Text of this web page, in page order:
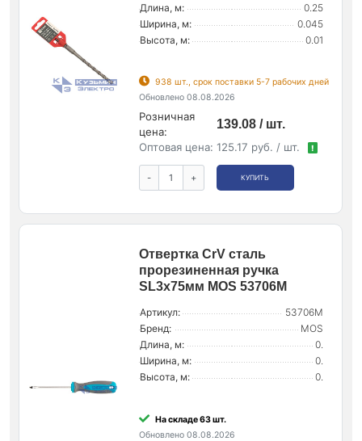
Длина, м:
0.25
Ширина, м:
0.045
Высота, м:
0.01
938 шт., срок поставки 5-7 рабочих дней
Обновлено 08.08.2026
Розничная
цена:
139.08 / шт.
Оптовая цена: 125.17 руб. / шт. !
- + КУПИТЬ
Отвертка CrV сталь
прорезиненная ручка
SL3х75мм MOS 53706М
Артикул:
53706М
Бренд:
MOS
Длина, м:
0.
Ширина, м:
0.
Высота, м:
0.
На складе 63 шт.
Обновлено 08.08.2026